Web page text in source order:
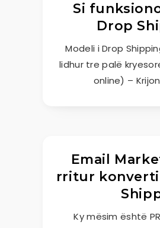
Si
Drop
Modeli i Drop
lidhur tre palë
online) –
Email
rritur
Ky mësim është